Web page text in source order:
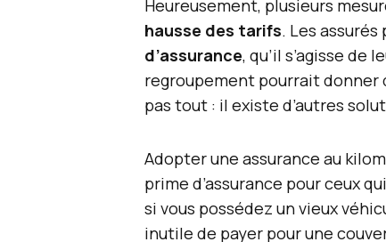
Heureusement, plusieurs
hausse des tarifs. Les
d’assurance, qu’il s’agisse de
regroupement pourrait donner
pas tout : il existe d’autres
Adopter une assurance au
prime d’assurance pour ceux
si vous possédez un vieux
inutile de payer pour une